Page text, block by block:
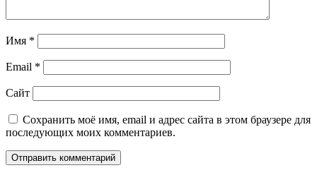
Имя *
Email *
Сайт
Сохранить моё имя, email и адрес сайта в этом браузере для
последующих моих комментариев.